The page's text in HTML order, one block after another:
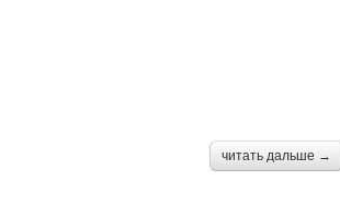
читать дальше →